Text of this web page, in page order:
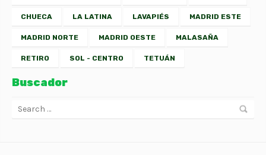
CHUECA LA LATINA LAVAPIÉS MADRID ESTE
MADRID NORTE MADRID OESTE MALASAÑA
RETIRO SOL - CENTRO TETUÁN
Buscador